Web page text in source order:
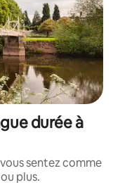
durée à
sentez comme
plus.